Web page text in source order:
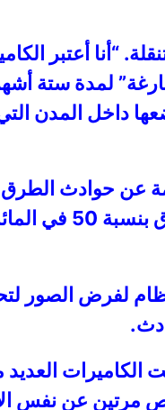
“أنا أعتبر
لمدة ستة
داخل المدن
عن حوادث
أوروبا. وبالتالي ، فقد
، إدخال نظام لفرض
تم التخلص منها. واجهت
مرتين عن نفس